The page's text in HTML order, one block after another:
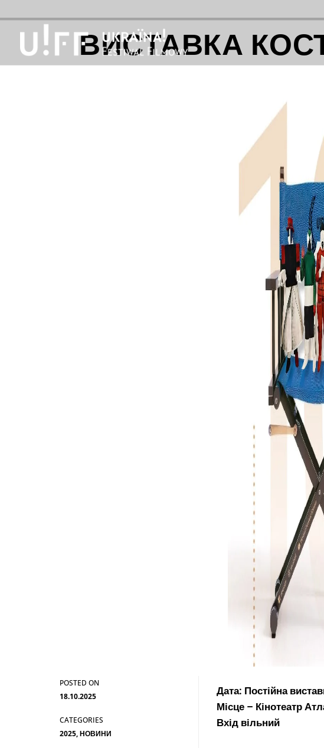
ВИСТАВКА
18.10.2025
2025,НОВИНИ
Дата: Постійна
Місце – Кінотеатр
Вхід вільний